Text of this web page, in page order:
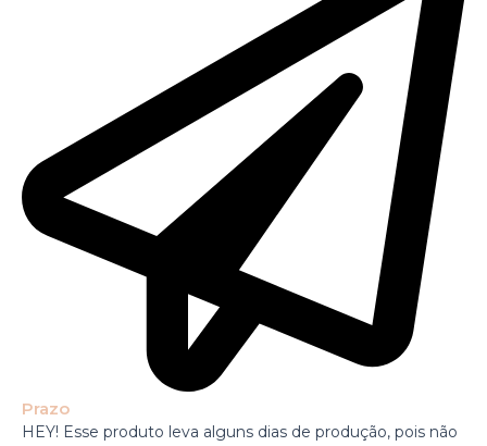
Prazo
HEY! Esse produto leva alguns dias de produção, pois não